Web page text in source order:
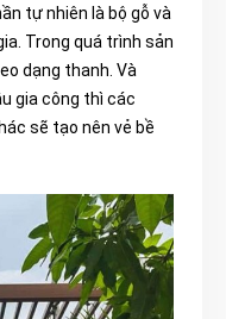
tự nhiên là bộ gỗ và
Trong quá trình sản
dạng thanh. Và
gia công thì các
sẽ tạo nên vẻ bề